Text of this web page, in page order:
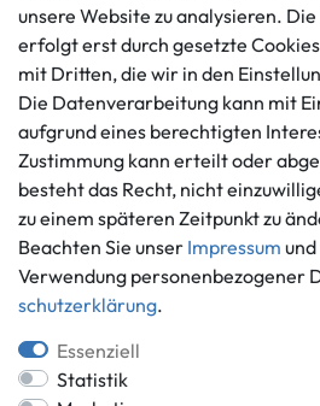
info@gameworld.de
Kontaktformular
Informationen
Ankauf
Über uns
Häufig gestellte Fragen
Zahlung und Versand
Batterieentsorgung
unsere Website zu analysieren.
erfolgt erst durch gesetzte
mit Dritten, die wir in den
Die Datenverarbeitung kann mit
aufgrund eines berechtigten
Zustimmung kann erteilt oder
besteht das Recht, nicht
zu einem späteren Zeitpunkt zu
Beachten Sie unser Impressum
Verwendung personenbezogener
schutz­erklärung.
Essenziell
Statistik